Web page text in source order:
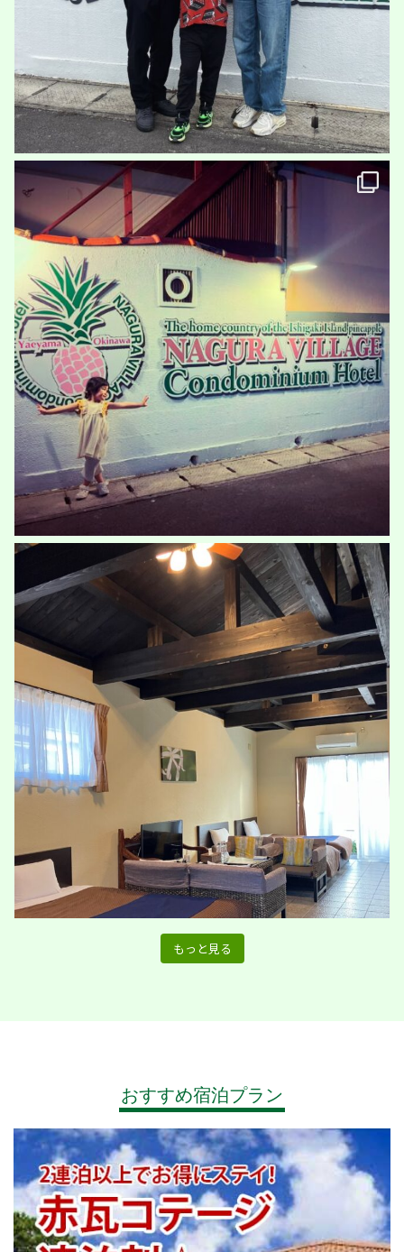
名蔵ヴィレッジ
石垣島の旅
その間お世話になっていたのは ...
100 4
本日は経験の為、宿を変えて名蔵ビレッジ泊。あいにくの雨模様と、晴れて
も満月あたりという空模様で星空は ...
もっと見る
おすすめ宿泊プラン